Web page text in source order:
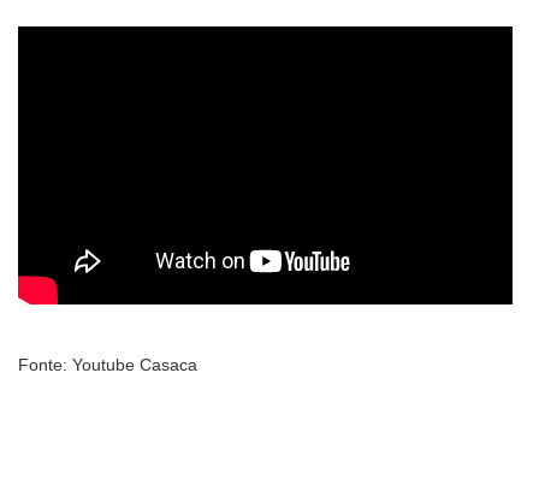
Fonte: Youtube Casaca